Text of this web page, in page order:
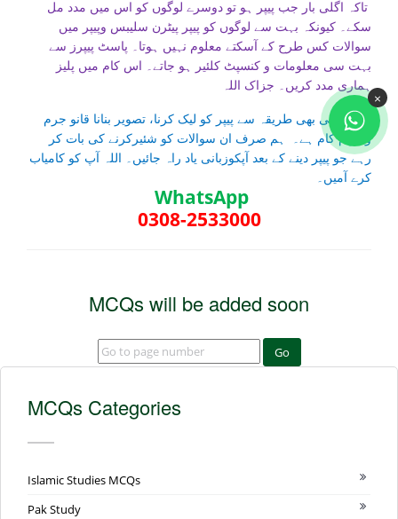
تاکہ اگلی بار جب پیپر ہو تو دوسرے لوگوں کو اس میں مدد مل
سکے۔ کیونکہ بہت سے لوگوں کو پیپر پیٹرن سلیبس وپیپر میں
سوالات کس طرح کے آسکتے معلوم نہیں ہوتا۔ پاسٹ پیپرز سے
بہت سی معلومات و کنسپٹ کلئیر ہو جاتے۔ اس کام میں پلیز
ہماری مدد کریں۔ جزاک اللہ
نوٹ کسی بھی طریقہ سے پیپر کو لیک کرنا، تصویر بنانا قانو جرم
وحرام کام ہے۔ ہم صرف ان سوالات کو شئیرکرنے کی بات کر
رہے جو پیپر دینے کے بعد آپکوزبانی یاد راہ جائیں۔ اللہ آپ کو کامیاب
کرے آمیں۔
WhatsApp
0308-2533000
MCQs will be added soon
Go
MCQs Categories
Islamic Studies MCQs
Pak Study
×